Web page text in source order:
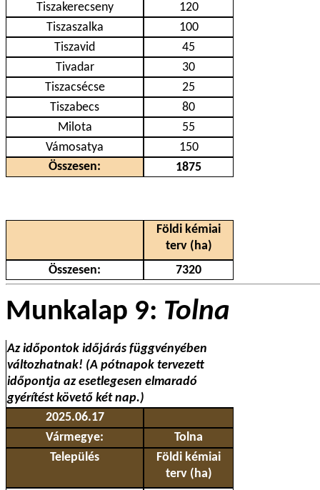
Tiszakerecseny
120
Tiszaszalka
100
Tiszavid
45
Tivadar
30
Tiszacsécse
25
Tiszabecs
80
Milota
55
Vámosatya
150
Összesen:
1875
Földi kémiai
terv (ha)
Összesen:
7320
Munkalap 9: Tolna
Az időpontok időjárás függvényében
változhatnak! (A pótnapok tervezett
időpontja az esetlegesen elmaradó
gyérítést követő két nap.)
2025.06.17
Vármegye:
Tolna
Település
Földi kémiai
terv (ha)